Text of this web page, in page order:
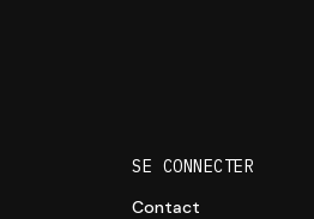
SE CONNECTER
Contact